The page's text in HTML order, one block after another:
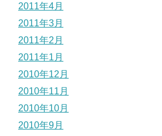
2011年4月
2011年3月
2011年2月
2011年1月
2010年12月
2010年11月
2010年10月
2010年9月